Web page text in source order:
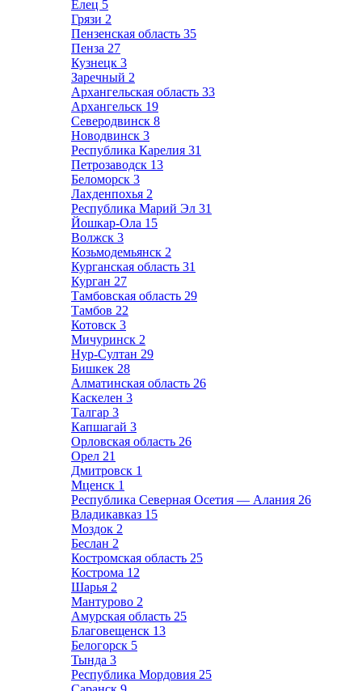
Елец 5
Грязи 2
Пензенская область 35
Пенза 27
Кузнецк 3
Заречный 2
Архангельская область 33
Архангельск 19
Северодвинск 8
Новодвинск 3
Республика Карелия 31
Петрозаводск 13
Беломорск 3
Лахденпохья 2
Республика Марий Эл 31
Йошкар-Ола 15
Волжск 3
Козьмодемьянск 2
Курганская область 31
Курган 27
Тамбовская область 29
Тамбов 22
Котовск 3
Мичуринск 2
Нур-Султан 29
Бишкек 28
Алматинская область 26
Каскелен 3
Талгар 3
Капшагай 3
Орловская область 26
Орел 21
Дмитровск 1
Мценск 1
Республика Северная Осетия — Алания 26
Владикавказ 15
Моздок 2
Беслан 2
Костромская область 25
Кострома 12
Шарья 2
Мантурово 2
Амурская область 25
Благовещенск 13
Белогорск 5
Тында 3
Республика Мордовия 25